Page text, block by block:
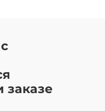
заказе